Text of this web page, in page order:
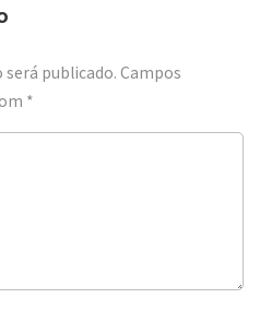
será publicado. Campos
*